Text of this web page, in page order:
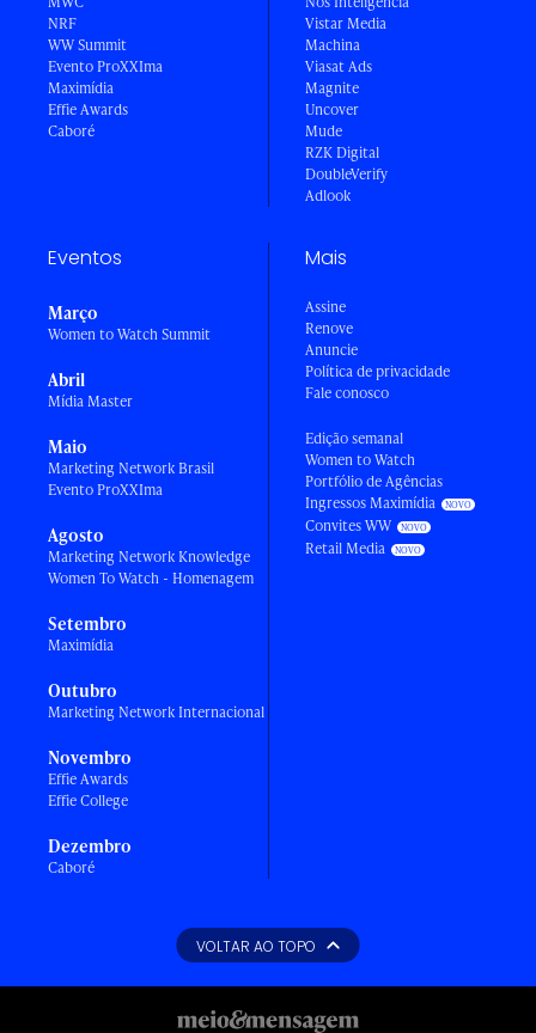
NRF
WW Summit
Evento ProXXIma
Maximídia
Effie Awards
Caboré
Vistar Media
Machina
Viasat Ads
Magnite
Uncover
Mude
RZK Digital
DoubleVerify
Adlook
Eventos
Março
Women to Watch Summit
Abril
Mídia Master
Maio
Marketing Network Brasil
Evento ProXXIma
Agosto
Marketing Network Knowledge
Women To Watch - Homenagem
Setembro
Maximídia
Outubro
Marketing Network Internacional
Novembro
Effie Awards
Effie College
Dezembro
Caboré
Mais
Assine
Renove
Anuncie
Política de privacidade
Fale conosco
Edição semanal
Women to Watch
Portfólio de Agências
Ingressos Maximídia
Convites WW
Retail Media
VOLTAR AO TOPO